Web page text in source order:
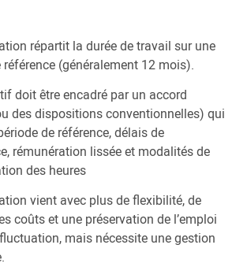
répartit la durée de travail sur une
référence (généralement 12 mois).
doit être encadré par un accord
des dispositions conventionnelles) qui
de référence, délais de
rémunération lissée et modalités de
des heures
vient avec plus de flexibilité, de
coûts et une préservation de l’emploi
mais nécessite une gestion